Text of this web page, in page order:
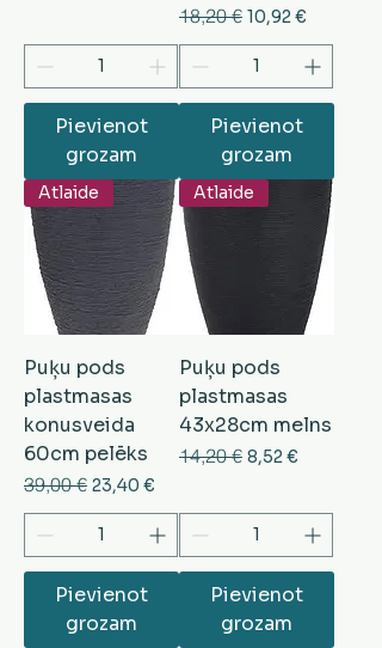
Pievienot
grozam
Parastā cena
18,20 € Izpārdošanas
10,92 €
Pievienot
grozam
Atlaide
Puķu pods
plastmasas
konusveida
60cm pelēks
Parastā cena
39,00 € Izpārdošanas cena
23,40 €
Pievienot
grozam
Atlaide
Puķu pods
plastmasas
43x28cm melns
Parastā cena
14,20 € Izpārdošanas
8,52 €
Pievienot
grozam